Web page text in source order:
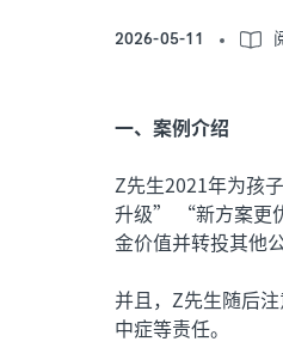
2026-05-11
一、案例介绍
Z先生2021年为孩
升级” “新方案更
金价值并转投其他
并且，Z先生随后
中症等责任。